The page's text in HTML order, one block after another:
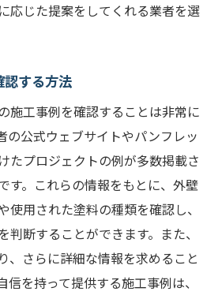
応じた提案をしてくれる業者を選
認する方法
施工事例を確認することは非常に
の公式ウェブサイトやパンフレッ
たプロジェクトの例が多数掲載さ
す。これらの情報をもとに、外壁
使用された塗料の種類を確認し、
判断することができます。また、
、さらに詳細な情報を求めること
信を持って提供する施工事例は、